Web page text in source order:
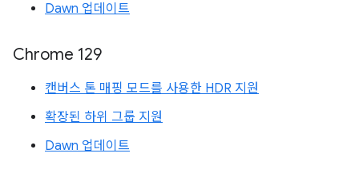
Dawn 업데이트
Chrome 129
캔버스 톤 매핑 모드를 사용한 HDR 지원
확장된 하위 그룹 지원
Dawn 업데이트